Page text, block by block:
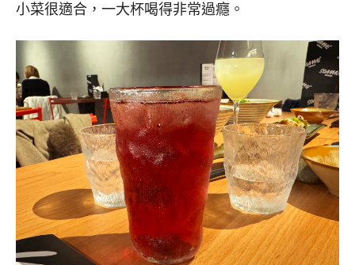
小菜很適合，一大杯喝得非常過癮。